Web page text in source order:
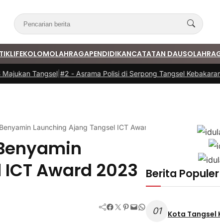
LIFEKOLOMOLAHRAGAPENDIDIKANCATATAN DAUS
Tangsel|#2 -Asrama Polisi di Serpong Tangsel Kebakaran,
Launching Ajang Tangsel ICT Award 2023
Award 2023
Facebook Twitter Pinterest Mail WhatsApp
Berita Populer
01 Kota Tangsel